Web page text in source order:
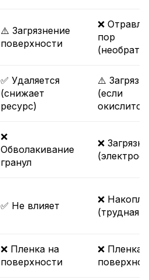
⚠️ Загрязнение
поверхности
❌
пор
✅ Удаляется
(снижает
ресурс)
⚠️
(если
окислится)
❌
Обволакивание
гранул
❌
✅ Не влияет
❌
(трудная
❌ Пленка на
поверхности
❌ Пленка